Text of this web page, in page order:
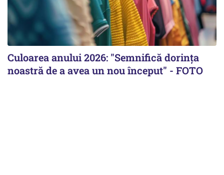
Culoarea anului 2026: "Semnifică dorința
noastră de a avea un nou început" - FOTO